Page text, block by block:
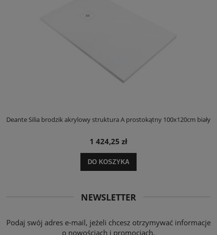
Deante Silia brodzik akrylowy struktura A prostokątny 100x120cm biały
1 424,25 zł
DO KOSZYKA
NEWSLETTER
Podaj swój adres e-mail, jeżeli chcesz otrzymywać informacje
o nowościach i promocjach.